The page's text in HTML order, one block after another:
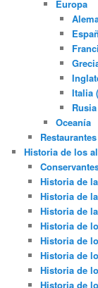
Europa
Italia
Rusia
Oceanía
Restaurantes
Historia de los
Historia de
Historia de
Historia de
Historia de
Historia de
Historia de
Historia de
Historia de